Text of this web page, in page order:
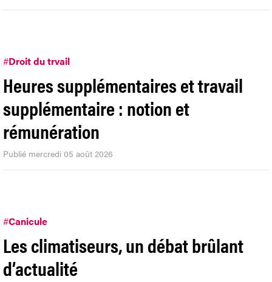
#Droit du trvail
Heures supplémentaires et travail
supplémentaire : notion et
rémunération
Publié mercredi 05 août 2026
#Canicule
Les climatiseurs, un débat brûlant
d’actualité